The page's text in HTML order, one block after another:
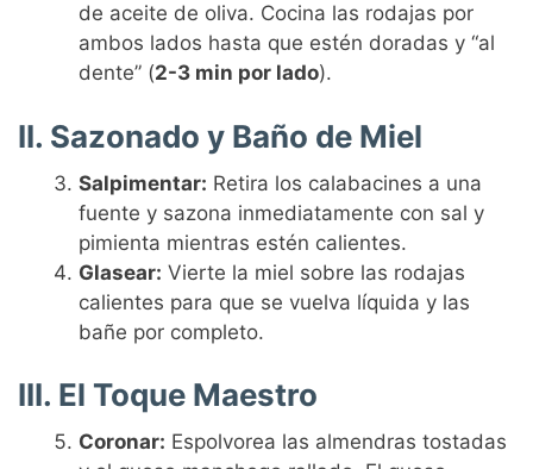
de aceite de oliva. Cocina las rodajas por
ambos lados hasta que estén doradas y “al
dente” (2-3 min por lado).
II. Sazonado y Baño de Miel
Salpimentar: Retira los calabacines a una
fuente y sazona inmediatamente con sal y
pimienta mientras estén calientes.
Glasear: Vierte la miel sobre las rodajas
calientes para que se vuelva líquida y las
bañe por completo.
III. El Toque Maestro
Coronar: Espolvorea las almendras tostadas